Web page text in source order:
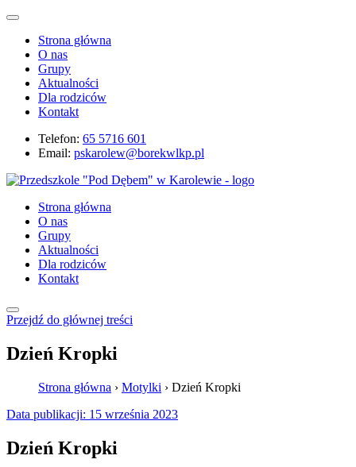
Strona główna
O nas
Grupy
Aktualności
Dla rodziców
Kontakt
Telefon: 65 5716 601
Email: pskarolew@borekwlkp.pl
Strona główna
O nas
Grupy
Aktualności
Dla rodziców
Kontakt
Przejdź do głównej treści
Dzień Kropki
Strona główna › Motylki › Dzień Kropki
Data publikacji: 15 września 2023
Dzień Kropki